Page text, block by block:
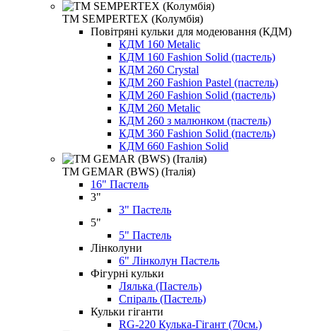
ТМ SEMPERTEX (Колумбія)
Повітряні кульки для модеювання (КДМ)
КДМ 160 Metalic
КДМ 160 Fashion Solid (пастель)
КДМ 260 Crystal
КДМ 260 Fashion Pastel (пастель)
КДМ 260 Fashion Solid (пастель)
КДМ 260 Metalic
КДМ 260 з малюнком (пастель)
КДМ 360 Fashion Solid (пастель)
КДМ 660 Fashion Solid
ТМ GEMAR (BWS) (Італія)
16" Пастель
3"
3" Пастель
5"
5" Пастель
Лінколуни
6" Лінколун Пастель
Фігурні кульки
Лялька (Пастель)
Спіраль (Пастель)
Кульки гіганти
RG-220 Кулька-Гігант (70см.)